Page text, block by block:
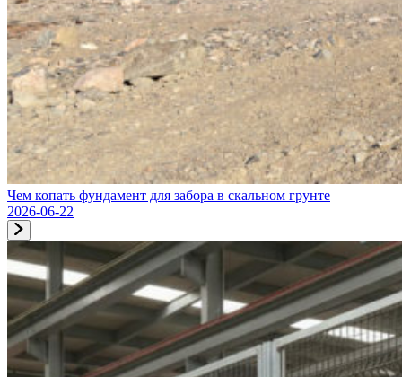
Чем копать фундамент для забора в скальном грунте
2026-06-22